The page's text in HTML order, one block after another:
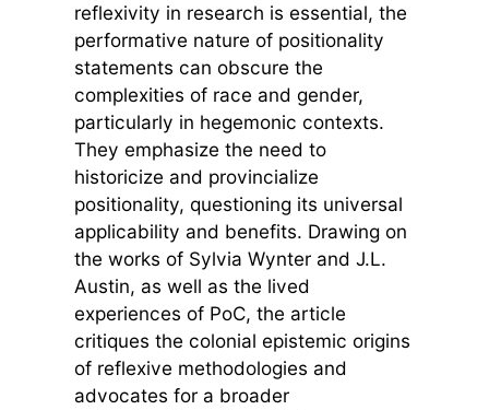
reflexivity in research is essential, the
performative nature of positionality
statements can obscure the
complexities of race and gender,
particularly in hegemonic contexts.
They emphasize the need to
historicize and provincialize
positionality, questioning its universal
applicability and benefits. Drawing on
the works of Sylvia Wynter and J.L.
Austin, as well as the lived
experiences of PoC, the article
critiques the colonial epistemic origins
of reflexive methodologies and
advocates for a broader